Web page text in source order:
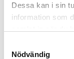
Dessa kan i sin
information som
Nödvändig
Racer/Gravel
Orbea Orca